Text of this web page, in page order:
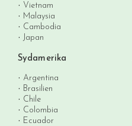
Vietnam
Malaysia
Cambodia
Japan
Sydamerika
Argentina
Brasilien
Chile
Colombia
Ecuador